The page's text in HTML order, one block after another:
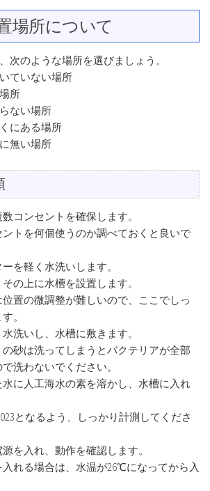
場所について
次のような場所を選びましょう。
ていない場所
所
ない場所
にある場所
無い場所
コンセントを確保します。
トを何個使うのか調べておくと良いで
を軽く水洗いします。
の上に水槽を設置します。
置の微調整が難しいので、ここでしっ
。
洗いし、水槽に敷きます。
砂は洗ってしまうとバクテリアが全部
洗わないでください。
水に人工海水の素を溶かし、水槽に入れ
となるよう、しっかり計測してくださ
を入れ、動作を確認します。
れる場合は、水温が26℃になってから入